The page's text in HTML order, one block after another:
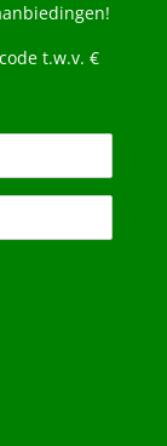
t.w.v. €